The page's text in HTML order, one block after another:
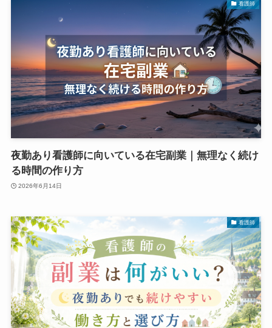
看護師
夜勤あり看護師に向いている在宅副業｜無理なく続け
る時間の作り方
2026年6月14日
看護師